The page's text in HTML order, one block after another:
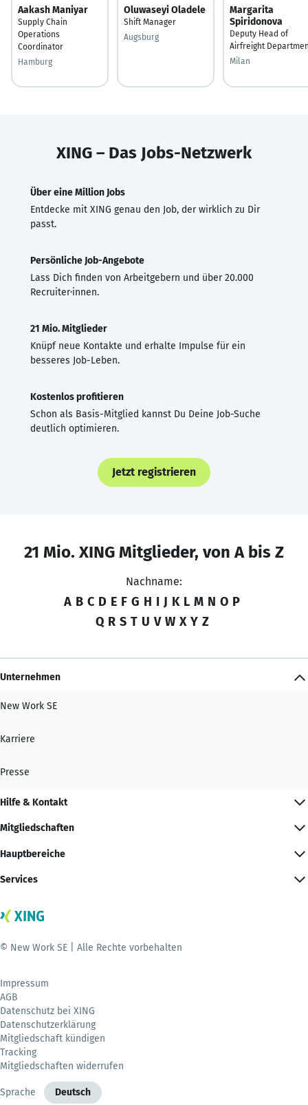
Aakash Maniyar
Supply Chain
Operations
Coordinator
Hamburg
Oluwaseyi Oladele
Shift Manager
Augsburg
Margarita
Spiridonova
Deputy Head of
Airfreight
Milan
XING – Das Jobs-Netzwerk
Über eine Million Jobs
Entdecke mit XING genau den Job, der wirklich zu Dir
passt.
Persönliche Job-Angebote
Lass Dich finden von Arbeitgebern und über 20.000
Recruiter·innen.
21 Mio. Mitglieder
Knüpf neue Kontakte und erhalte Impulse für ein
besseres Job-Leben.
Kostenlos profitieren
Schon als Basis-Mitglied kannst Du Deine Job-Suche
deutlich optimieren.
Jetzt registrieren
21 Mio. XING Mitglieder, von A bis Z
Nachname:
A B C D E F G H I J K L M N O P
Q R S T U V W X Y Z
Unternehmen
New Work SE
Karriere
Presse
Hilfe & Kontakt
Mitgliedschaften
Hauptbereiche
Services
© New Work SE | Alle Rechte vorbehalten
Impressum
AGB
Datenschutz bei XING
Datenschutzerklärung
Mitgliedschaft kündigen
Tracking
Mitgliedschaften widerrufen
Sprache Deutsch